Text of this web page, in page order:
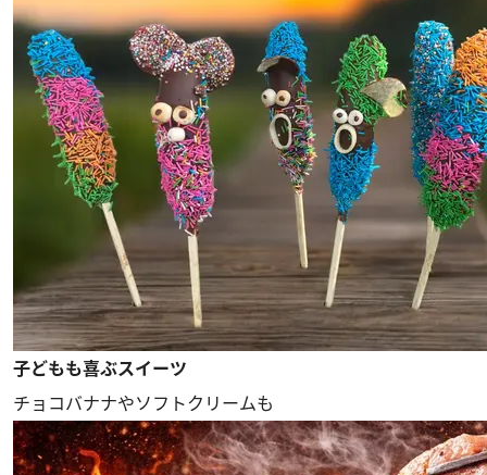
子どもも喜ぶスイーツ
チョコバナナやソフトクリームも